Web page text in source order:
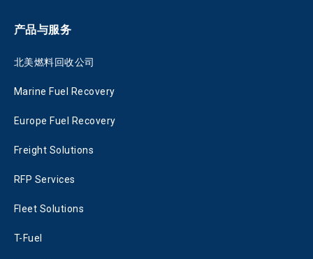
产品与服务
北美燃料回收公司
Marine Fuel Recovery
Europe Fuel Recovery
Freight Solutions
RFP Services
Fleet Solutions
T-Fuel